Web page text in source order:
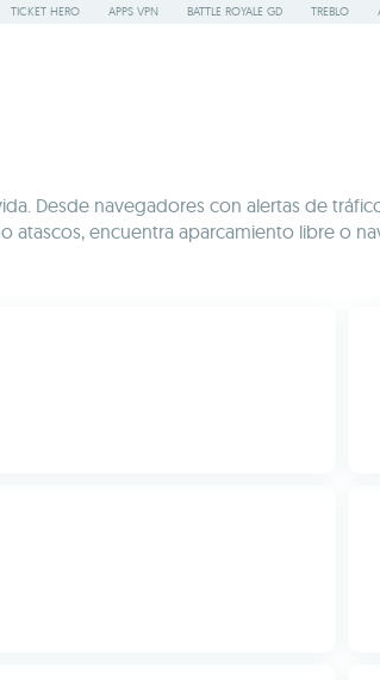
TICKET HERO APPS VPN BATTLE ROYALE GD TREBLO
Desde navegadores con alertas de
atascos, encuentra aparcamiento libre o